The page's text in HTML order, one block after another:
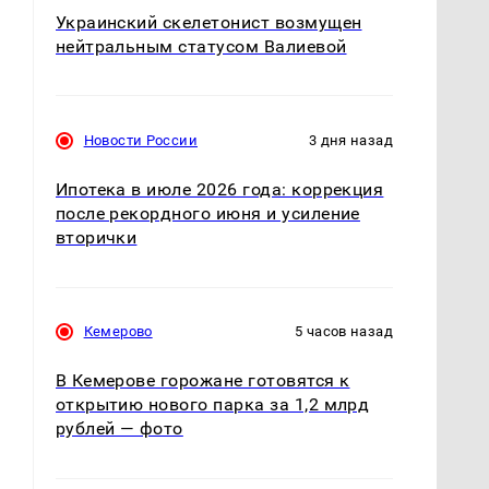
Украинский скелетонист возмущен
нейтральным статусом Валиевой
Новости России 3 дня назад
Ипотека в июле 2026 года: коррекция
после рекордного июня и усиление
вторички
Кемерово 5 часов назад
В Кемерове горожане готовятся к
открытию нового парка за 1,2 млрд
рублей — фото